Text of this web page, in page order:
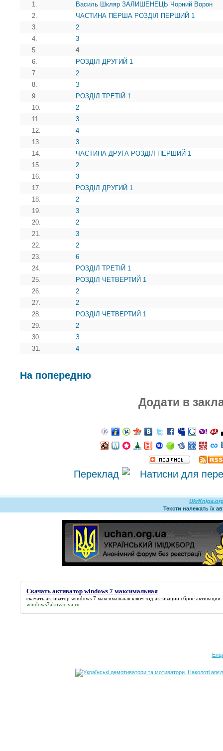
1.
Василь Шкляр ЗАЛИШЕНЕЦЬ Чорний Ворон
2.
ЧАСТИНА ПЕРША РОЗДІЛ ПЕРШИЙ 1
3.
2
4.
3
5.
4
6.
РОЗДІЛ ДРУГИЙ 1
7.
2
8.
З
9.
РОЗДІЛ ТРЕТІЙ 1
10.
2
11.
3
12.
4
13.
3
14.
ЧАСТИНА ДРУГА РОЗДІЛ ПЕРШИЙ 1
15.
2
16.
3
17.
РОЗДІЛ ДРУГИЙ 1
18.
2
19.
3
20.
2
21.
3
22.
2
23.
6
24.
РОЗДІЛ ТРЕТІЙ 1
25.
РОЗДІЛ ЧЕТВЕРТИЙ 1
26.
2
27.
2
28.
РОЗДІЛ ЧЕТВЕРТИЙ 1
29.
2
30.
З
31.
4
На попередню
Додати в
Переклад
Тексти належать їх
Скачать активатор windows 7 максимальная
скачать активатор windows 7 максимальная ключ код активации сброс активации
windows7aktivaciya.ru